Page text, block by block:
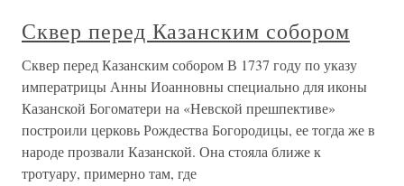
Сквер перед Казанским собором
Сквер перед Казанским собором В 1737 году по указу
императрицы Анны Иоанновны специально для иконы
Казанской Богоматери на «Невской прешпективе»
построили церковь Рождества Богородицы, ее тогда же в
народе прозвали Казанской. Она стояла ближе к
тротуару, примерно там, где